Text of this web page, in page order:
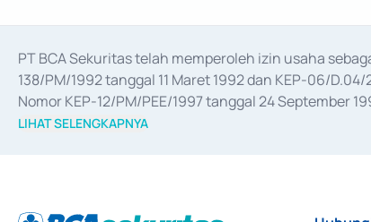
PT BCA Sekuritas telah memperoleh izin usaha
138/PM/1992 tanggal 11 Maret 1992 dan KEP-06/
Nomor KEP-12/PM/PEE/1997 tanggal 24 September
merger, akuisisi, divestasi, dan
LIHAT SELENGKAPNYA